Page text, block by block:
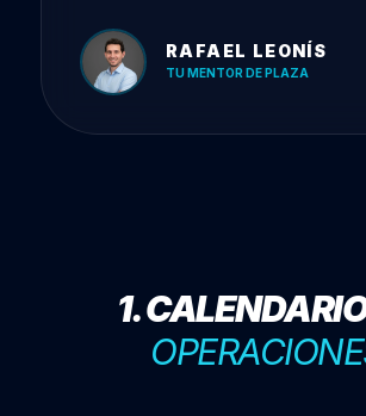
RAFAEL LEONÍS
TU MENTOR DE PLAZA
1.